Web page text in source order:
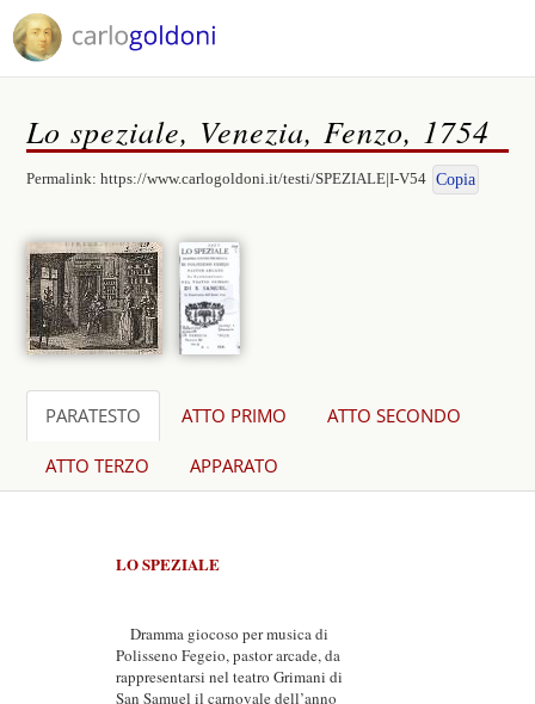
Lo speziale, Venezia, Fenzo, 1754
Permalink:https://www.carlogoldoni.it/testi/SPEZIALE|I-V54 Copia
PARATESTO ATTO PRIMO ATTO SECONDO
ATTO TERZO APPARATO
LO SPEZIALE
Dramma giocoso per musica di
Polisseno Fegeio, pastor arcade, da
rappresentarsi nel teatro Grimani di
San Samuel il carnovale dell’anno